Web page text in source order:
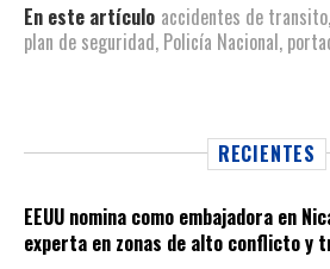
En este artículo accidentes de transito,
plan de seguridad, Policía Nacional,
RECIENTES
EEUU nomina como embajadora en
experta en zonas de alto conflicto y